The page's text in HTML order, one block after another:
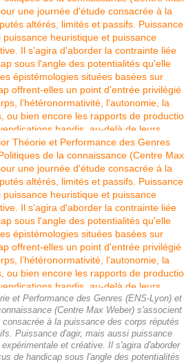
et Performance des Genres (ENS-Lyon) et
(Centre Max Weber) s'associent
consacrée à la puissance des corps réputés
Puissance d'agir, mais aussi puissance
et créative. Il s'agira d'aborder
de handicap sous l'angle des potentialités